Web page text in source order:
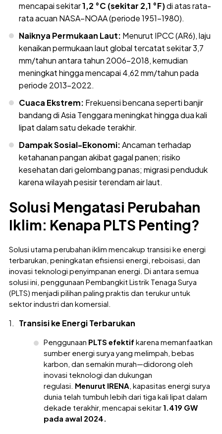
mencapai sekitar1,2 °C (sekitar 2,1 °F)di atas rata-
rata acuan NASA–NOAA (periode 1951–1980).
Naiknya Permukaan Laut: Menurut IPCC (AR6), laju
kenaikan permukaan laut global tercatat sekitar 3,7
mm/tahun antara tahun 2006–2018, kemudian
meningkat hingga mencapai 4,62 mm/tahun pada
periode 2013–2022.
Cuaca Ekstrem: Frekuensi bencana seperti banjir
bandang di Asia Tenggara meningkat hingga dua kali
lipat dalam satu dekade terakhir.
Dampak Sosial-Ekonomi:Ancaman terhadap
ketahanan pangan akibat gagal panen; risiko
kesehatan dari gelombang panas; migrasi penduduk
karena wilayah pesisir terendam air laut.
Solusi Mengatasi Perubahan
Iklim: Kenapa PLTS Penting?
Solusi utama perubahan iklim mencakup transisi ke energi
terbarukan, peningkatan efisiensi energi, reboisasi, dan
inovasi teknologi penyimpanan energi. Di antara semua
solusi ini, penggunaan Pembangkit Listrik Tenaga Surya
(PLTS) menjadi pilihan paling praktis dan terukur untuk
sektor industri dan komersial.
Transisi ke Energi Terbarukan
Penggunaan PLTS efektif karena memanfaatkan
sumber energi surya yang melimpah, bebas
karbon, dan semakin murah—didorong oleh
inovasi teknologi dan dukungan
regulasi. Menurut IRENA, kapasitas energi surya
dunia telah tumbuh lebih dari tiga kali lipat dalam
dekade terakhir, mencapai sekitar 1.419 GW
pada awal 2024.